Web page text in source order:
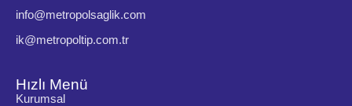
info@metropolsaglik.com
ik@metropoltip.com.tr
Hızlı Menü
Kurumsal